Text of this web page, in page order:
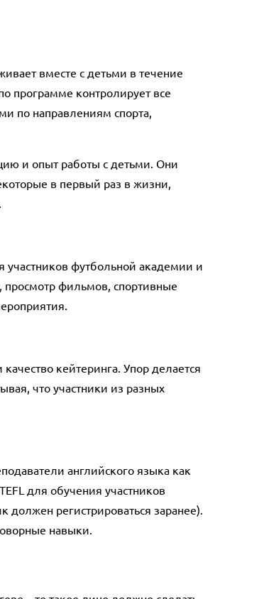
вместе с детьми в течение
программе контролирует все
по направлениям спорта,
и опыт работы с детьми. Они
в первый раз в жизни,
участников футбольной академии и
просмотр фильмов, спортивные
кейтеринга. Упор делается
что участники из разных
английского языка как
для обучения участников
должен регистрироваться заранее).
навыки.